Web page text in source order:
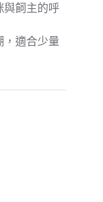
與飼主的呼
，適合少量